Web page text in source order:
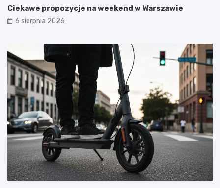
Ciekawe propozycje na weekend w Warszawie
6 sierpnia 2026